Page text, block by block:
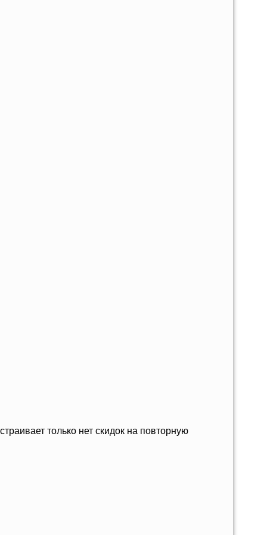
только нет скидок на повторную